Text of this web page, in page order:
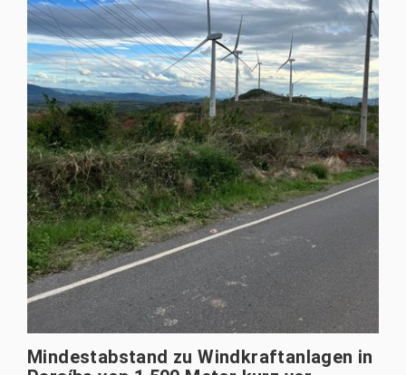
Mindestabstand zu Windkraftanlagen in